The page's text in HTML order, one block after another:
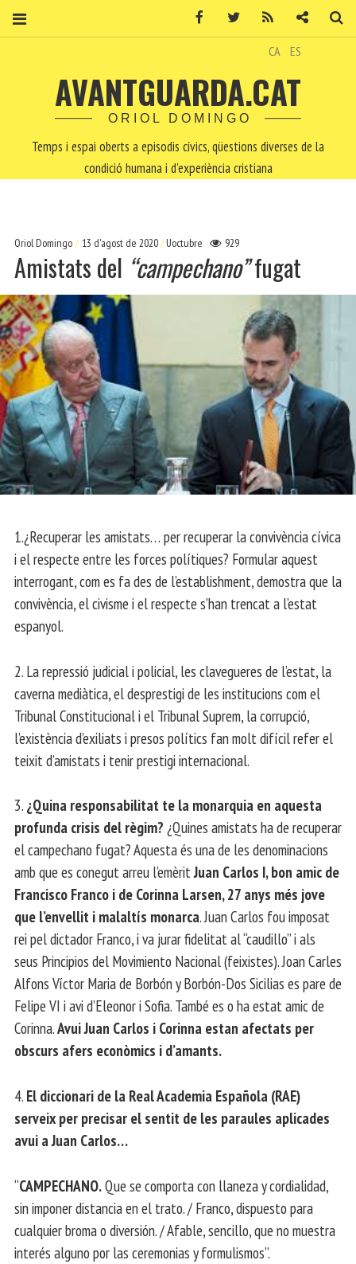
CA ES
AVANTGUARDA.CAT
ORIOL DOMINGO
Temps i espai oberts a episodis cívics, qüestions diverses de la
condició humana i d'experiència cristiana
Oriol Domingo 13 d'agost de 2020 Uoctubre 929
Amistats del “campechano”fugat
1.¿Recuperar les amistats… per recuperar la convivència cívica
i el respecte entre les forces polítiques? Formular aquest
interrogant, com es fa des de l’establishment, demostra que la
convivència, el civisme i el respecte s’han trencat a l’estat
espanyol.
2. La repressió judicial i policial, les clavegueres de l’estat, la
caverna mediàtica, el desprestigi de les institucions com el
Tribunal Constitucional i el Tribunal Suprem, la corrupció,
l’existència d’exiliats i presos polítics fan molt difícil refer el
teixit d’amistats i tenir prestigi internacional.
3. ¿Quina responsabilitat te la monarquia en aquesta
profunda crisis del règim? ¿Quines amistats ha de recuperar
el campechano fugat? Aquesta és una de les denominacions
amb que es conegut arreu l’emèritJuan Carlos I, bon amic de
Francisco Franco i de Corinna Larsen, 27 anys més jove
que l’envellit i malaltís monarca. Juan Carlos fou imposat
rei pel dictador Franco, i va jurar fidelitat al “caudillo” i als
seus Principios del Movimiento Nacional (feixistes). Joan Carles
Alfons Víctor Maria de Borbón y Borbón-Dos Sicilias es pare de
Felipe VI i avi d’Eleonor i Sofia. També es o ha estat amic de
Corinna.Avui Juan Carlos i Corinna estan afectats per
obscurs afers econòmics i d’amants.
4. El diccionari de la Real Academia Española (RAE)
serveix per precisar el sentit de les paraules aplicades
avui a Juan Carlos…
“CAMPECHANO.Que se comporta con llaneza y cordialidad,
sin imponer distancia en el trato. / Franco, dispuesto para
cualquier broma o diversión. / Afable, sencillo, que no muestra
interés alguno por las ceremonias y formulismos”.
Facebook Twitter Contacte